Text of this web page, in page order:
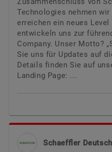
Technologies nehmen
erreichen ein neues
entwickeln uns zur
Company. Unser Motto?
Sie uns für Updates auf
Details finden Sie auf
Landing Page: ...
Schaeffler